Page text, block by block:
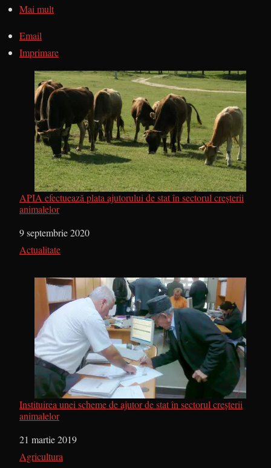
Mai mult
Email
Imprimare
APIA efectuează plata ajutorului de stat în sectorul creșterii
animalelor
Dată
9 septembrie 2020
În legătură cu
Actualitate
Instituirea unei scheme de ajutor de stat în sectorul creşterii
animalelor
Dată
21 martie 2019
În legătură cu
Agricultura